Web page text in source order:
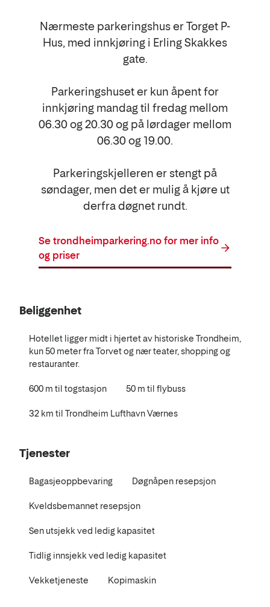
Nærmeste parkeringshus er Torget P-
Hus, med innkjøring i Erling Skakkes
gate.
Parkeringshuset er kun åpent for
innkjøring mandag til fredag mellom
06.30 og 20.30 og på lørdager mellom
06.30 og 19.00.
Parkeringskjelleren er stengt på
søndager, men det er mulig å kjøre ut
derfra døgnet rundt.
Se trondheimparkering.no for mer info
og priser
Beliggenhet
Hotellet ligger midt i hjertet av historiske Trondheim,
kun 50 meter fra Torvet og nær teater, shopping og
restauranter.
600 m til togstasjon 50 m til flybuss
32 km til Trondheim Lufthavn Værnes
Tjenester
Bagasjeoppbevaring Døgnåpen resepsjon
Kveldsbemannet resepsjon
Sen utsjekk ved ledig kapasitet
Tidlig innsjekk ved ledig kapasitet
Vekketjeneste Kopimaskin